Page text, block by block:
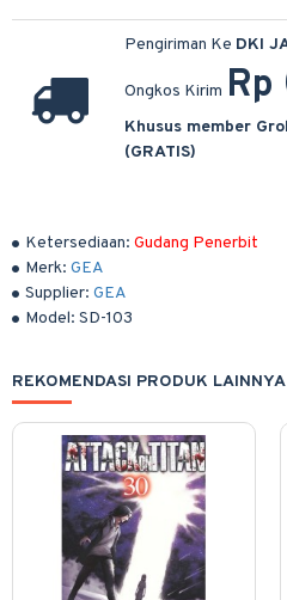
Ketersediaan: Gudang Penerbit
Merk: GEA
Supplier: GEA
Model: SD-103
Pengiriman Ke DKI
Ongkos Kirim Rp
Khusus member
(GRATIS)
REKOMENDASI PRODUK LAINNYA